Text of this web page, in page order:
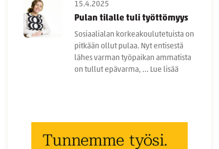
15.4.2025
Pulan tilalle tuli työttömyys
Sosiaalialan korkeakoulutetuista on
pitkään ollut pulaa. Nyt entisestä
lähes varman työpaikan ammatista
on tullut epävarma, … Lue lisää